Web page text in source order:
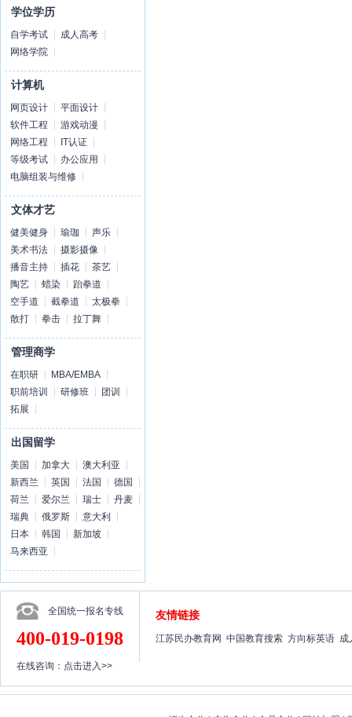
学位学历
自学考试
成人高考
网络学院
计算机
网页设计
平面设计
软件工程
游戏动漫
网络工程
IT认证
等级考试
办公应用
电脑组装与维修
文体才艺
健美健身 瑜珈
声乐
美术书法
摄影摄像
播音主持
插花
茶艺
陶艺
蜡染
跆拳道
空手道
截拳道
太极拳
散打
拳击 拉丁舞
管理商学
在职研
MBA/EMBA
职前培训
研修班
团训
拓展
出国留学
美国 加拿大
澳大利亚
新西兰
英国 法国
德国
荷兰
爱尔兰 瑞士
丹麦
瑞典
俄罗斯
意大利
日本
韩国
新加坡
马来西亚
全国统一报名专线
400-019-0198
在线咨询： 点击进入>>
友情链接
江苏民办教育网 中国教育搜索 方向标英语 成